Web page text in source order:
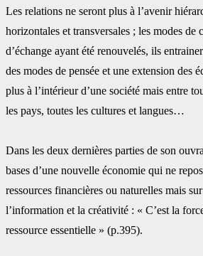
Les relations ne seront plus à l’avenir
horizontales et transversales ; les ‎modes de
d’échange ayant été renouvelés, ils
des modes de pensée et une extension des
plus à ‎l’intérieur d’une société mais entre
les pays, toutes les cultures ‎et langues…
Dans les deux dernières parties de son
bases d’une nouvelle ‎économie qui ne
ressources financières ou naturelles mais
l’information et la créativité : « C’est la
‎ressource essentielle » (p.395).